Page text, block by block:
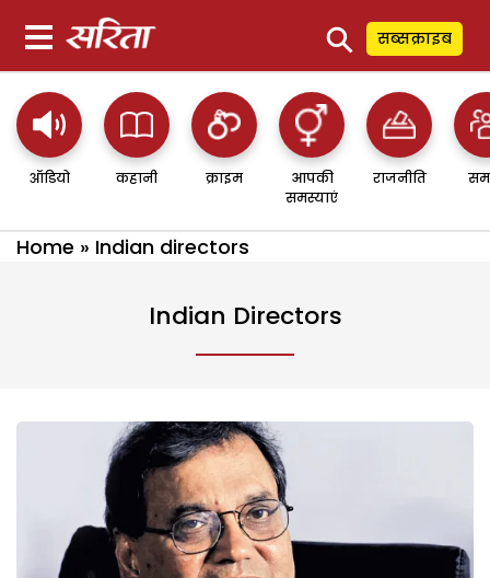
⚲ सब्सक्राइब
ऑडियो कहानी क्राइम
आपकी
समस्याएं
राजनीति
Home » Indian directors
Indian Directors